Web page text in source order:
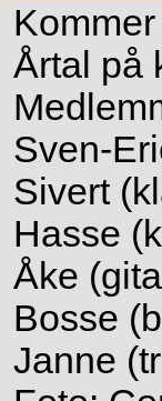
Årtal på
Sven-
Sivert
Hasse
Åke
Bosse
Janne